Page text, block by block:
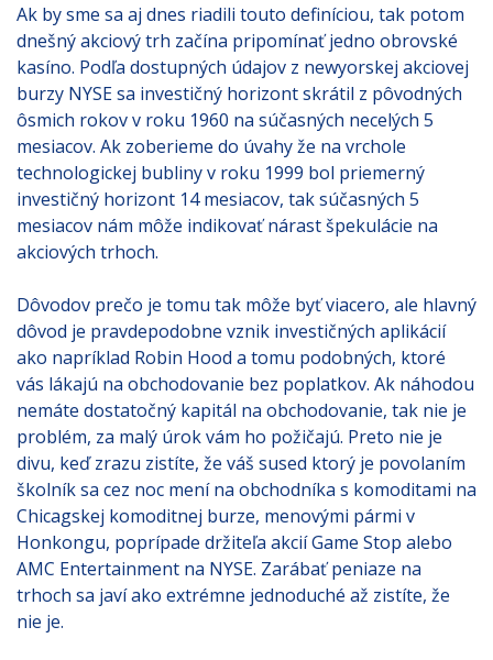
Ak by sme sa aj dnes riadili touto definíciou, tak potom
dnešný akciový trh začína pripomínať jedno obrovské
kasíno. Podľa dostupných údajov z newyorskej akciovej
burzy NYSE sa investičný horizont skrátil z pôvodných
ôsmich rokov v roku 1960 na súčasných necelých 5
mesiacov. Ak zoberieme do úvahy že na vrchole
technologickej bubliny v roku 1999 bol priemerný
investičný horizont 14 mesiacov, tak súčasných 5
mesiacov nám môže indikovať nárast špekulácie na
akciových trhoch.
Dôvodov prečo je tomu tak môže byť viacero, ale hlavný
dôvod je pravdepodobne vznik investičných aplikácií
ako napríklad Robin Hood a tomu podobných, ktoré
vás lákajú na obchodovanie bez poplatkov. Ak náhodou
nemáte dostatočný kapitál na obchodovanie, tak nie je
problém, za malý úrok vám ho požičajú. Preto nie je
divu, keď zrazu zistíte, že váš sused ktorý je povolaním
školník sa cez noc mení na obchodníka s komoditami na
Chicagskej komoditnej burze, menovými pármi v
Honkongu, poprípade držiteľa akcií Game Stop alebo
AMC Entertainment na NYSE. Zarábať peniaze na
trhoch sa javí ako extrémne jednoduché až zistíte, že
nie je.